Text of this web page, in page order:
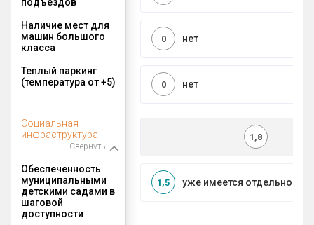
Наличие мест для
машин большого
класса
нет
0
Теплый паркинг
(температура от +5)
нет
0
Социальная
инфраструктура
Свернуть
1,8
Обеспеченность
муниципальными
детскими садами в
шаговой
доступности
уже имеется
1,5